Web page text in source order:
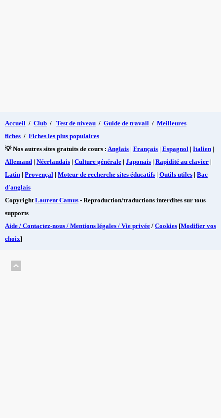
Accueil / Club / Test de niveau / Guide de travail / Meilleures
fiches / Fiches les plus populaires
💡 Nos autres sites gratuits de cours : Anglais | Français | Espagnol | Italien |
Allemand | Néerlandais | Culture générale | Japonais | Rapidité au clavier |
Latin | Provençal | Moteur de recherche sites éducatifs | Outils utiles | Bac
d'anglais
Copyright Laurent Camus - Reproduction/traductions interdites sur tous
supports
Aide / Contactez-nous / Mentions légales / Vie privée / Cookies [Modifier vos
choix]